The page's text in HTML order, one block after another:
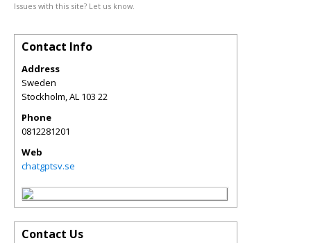
Issues with this site? Let us know.
Contact Info
Address
Sweden
Stockholm,AL 103 22
Phone
0812281201
Web
chatgptsv.se
Contact Us